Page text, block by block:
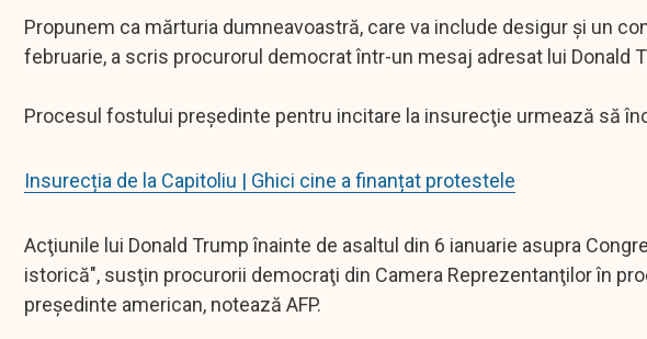
Propunem ca mărturia dumneavoastră, care va include desigur şi un
februarie, a scris procurorul democrat într-un mesaj adresat lui Donald
Procesul fostului preşedinte pentru incitare la insurecţie urmează să
Insurecția de la Capitoliu | Ghici cine a finanțat protestele
Acţiunile lui Donald Trump înainte de asaltul din 6 ianuarie asupra
istorică", susţin procurorii democraţi din Camera Reprezentanţilor în
preşedinte american, notează AFP.